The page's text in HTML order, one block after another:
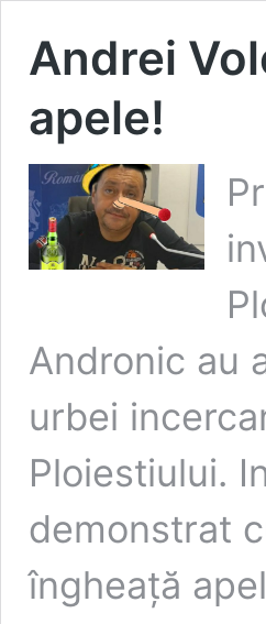
Andrei
apele!
Andronic au
urbei
Ploiestiului.
demonstrat
îngheață